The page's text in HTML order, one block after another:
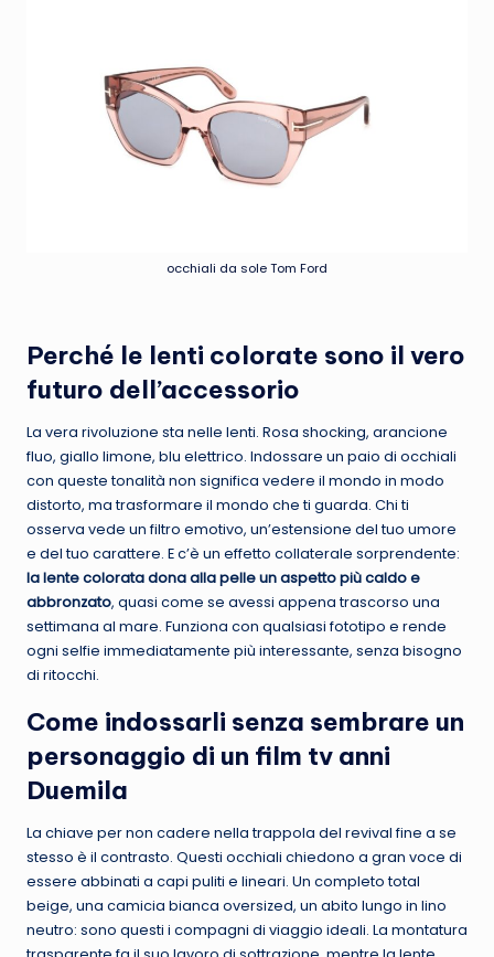
occhiali da sole Tom Ford
Perché le lenti colorate sono il vero
futuro dell’accessorio
La vera rivoluzione sta nelle lenti. Rosa shocking, arancione
fluo, giallo limone, blu elettrico. Indossare un paio di occhiali
con queste tonalità non significa vedere il mondo in modo
distorto, ma trasformare il mondo che ti guarda. Chi ti
osserva vede un filtro emotivo, un’estensione del tuo umore
e del tuo carattere. E c’è un effetto collaterale sorprendente:
la lente colorata dona alla pelle un aspetto più caldo e
abbronzato, quasi come se avessi appena trascorso una
settimana al mare. Funziona con qualsiasi fototipo e rende
ogni selfie immediatamente più interessante, senza bisogno
di ritocchi.
Come indossarli senza sembrare un
personaggio di un film tv anni
Duemila
La chiave per non cadere nella trappola del revival fine a se
stesso è il contrasto. Questi occhiali chiedono a gran voce di
essere abbinati a capi puliti e lineari. Un completo total
beige, una camicia bianca oversized, un abito lungo in lino
neutro: sono questi i compagni di viaggio ideali. La montatura